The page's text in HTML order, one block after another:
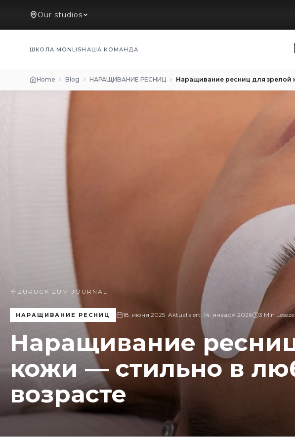
Our studios
ШКОЛА MONLISНАША КОМАНДА
Home Blog НАРАЩИВАНИЕ РЕСНИЦ
ZURÜCK ZUM JOURNAL
НАРАЩИВАНИЕ РЕСНИЦ 18. июня 2025· Aktualisiert: 14. января 2026 3 Min
Наращивание
кожи — стильно в
возрасте